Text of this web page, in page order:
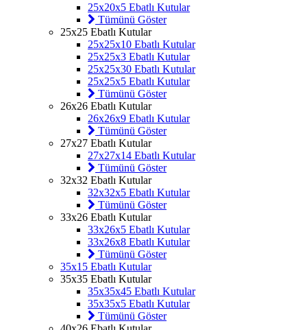
25x20x5 Ebatlı Kutular
Tümünü Göster
25x25 Ebatlı Kutular
25x25x10 Ebatlı Kutular
25x25x3 Ebatlı Kutular
25x25x30 Ebatlı Kutular
25x25x5 Ebatlı Kutular
Tümünü Göster
26x26 Ebatlı Kutular
26x26x9 Ebatlı Kutular
Tümünü Göster
27x27 Ebatlı Kutular
27x27x14 Ebatlı Kutular
Tümünü Göster
32x32 Ebatlı Kutular
32x32x5 Ebatlı Kutular
Tümünü Göster
33x26 Ebatlı Kutular
33x26x5 Ebatlı Kutular
33x26x8 Ebatlı Kutular
Tümünü Göster
35x15 Ebatlı Kutular
35x35 Ebatlı Kutular
35x35x45 Ebatlı Kutular
35x35x5 Ebatlı Kutular
Tümünü Göster